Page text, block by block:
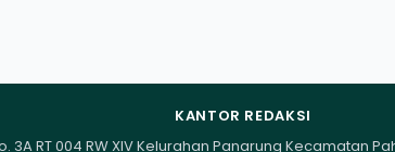
KANTOR REDAKSI
3A RT 004 RW XIV Kelurahan Panarung Kecamatan